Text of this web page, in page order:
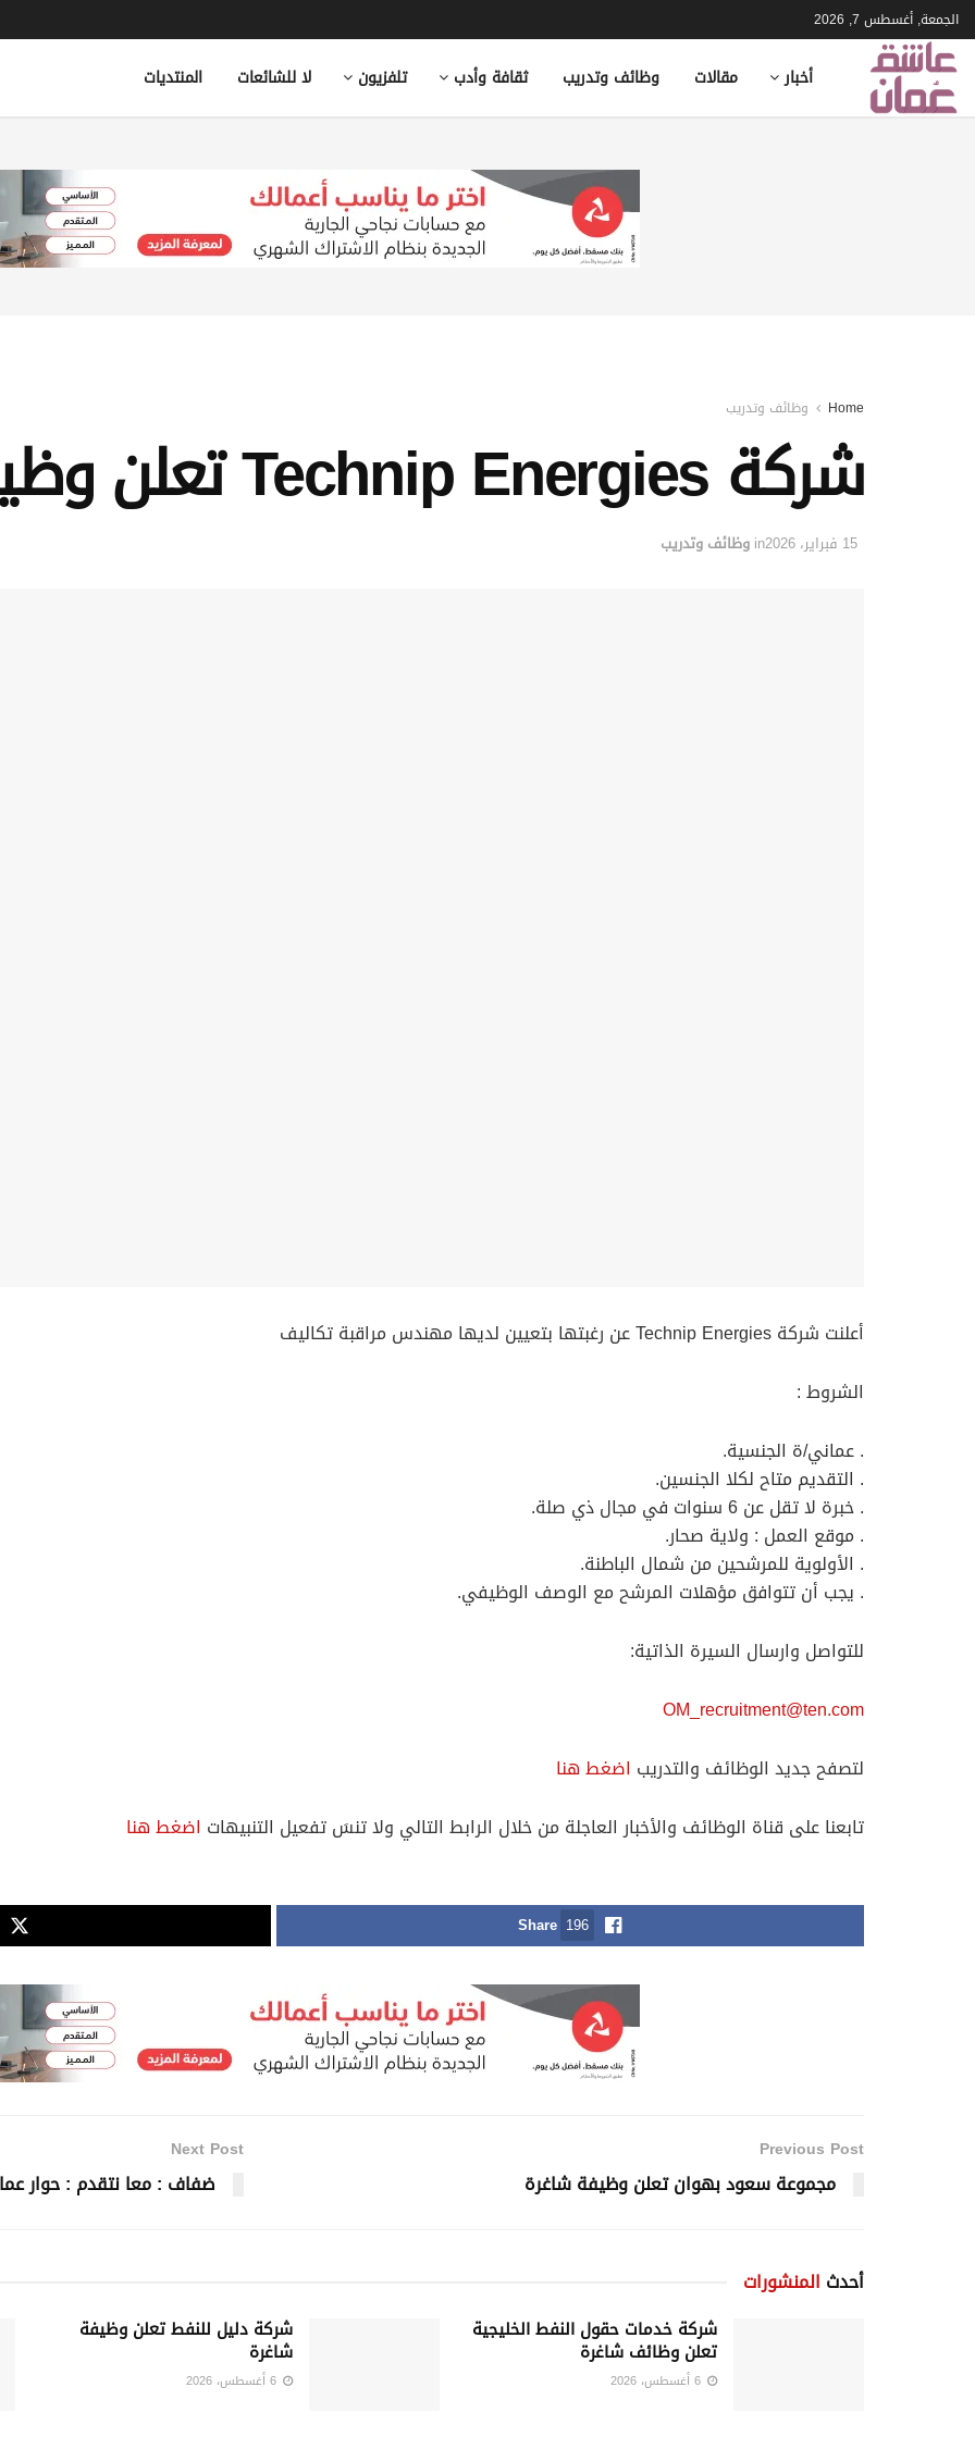
الجمعة, أغسطس 7, 2026
أخبار مقالات وظائف وتدريب ثقافة وأدب تلفزيون لا للشائعات المنتديات
Home وظائف وتدريب
شركة Technip Energies تعلن وظيفة شاغرة
15 فبراير، 2026 in وظائف وتدريب
أعلنت شركة Technip Energies عن رغبتها بتعيين لديها مهندس مراقبة تكاليف
الشروط :
. عماني/ة الجنسية.
. التقديم متاح لكلا الجنسين.
. خبرة لا تقل عن 6 سنوات في مجال ذي صلة.
. موقع العمل : ولاية صحار.
. الأولوية للمرشحين من شمال الباطنة.
. يجب أن تتوافق مؤهلات المرشح مع الوصف الوظيفي.
للتواصل وارسال السيرة الذاتية:
OM_recruitment@ten.com
لتصفح جديد الوظائف والتدريب اضغط هنا
تابعنا على قناة الوظائف والأخبار العاجلة من خلال الرابط التالي ولا تنسَ تفعيل التنبيهات اضغط هنا
Share 196
Previous Post
مجموعة سعود بهوان تعلن وظيفة شاغرة
Next Post
ضفاف : معا نتقدم : حوار
أحدث المنشورات
شركة خدمات حقول النفط الخليجية
تعلن وظائف شاغرة
شركة دليل للنفط تعلن وظيفة
شاغرة